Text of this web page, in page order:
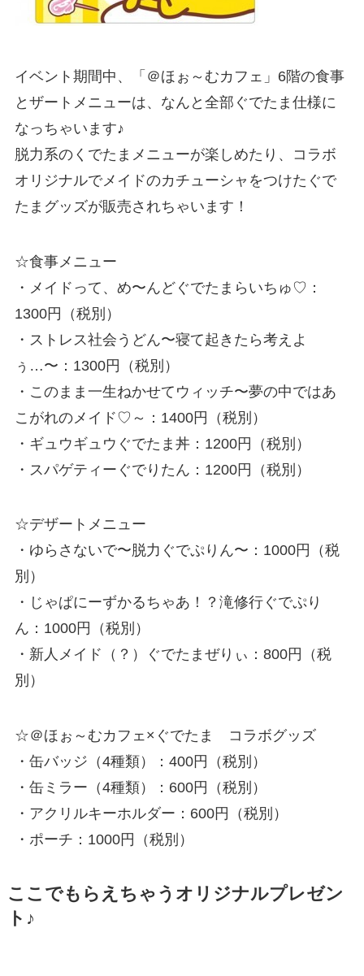
イベント期間中、「＠ほぉ～むカフェ」6階の食事
とザートメニューは、なんと全部ぐでたま仕様に
なっちゃいます♪
脱力系のくでたまメニューが楽しめたり、コラボ
オリジナルでメイドのカチューシャをつけたぐで
たまグッズが販売されちゃいます！
☆食事メニュー
・メイドって、め〜んどぐでたまらいちゅ♡：
1300円（税別）
・ストレス社会うどん〜寝て起きたら考えよ
ぅ…〜：1300円（税別）
・このまま一生ねかせてウィッチ〜夢の中ではあ
こがれのメイド♡～：1400円（税別）
・ギュウギュウぐでたま丼：1200円（税別）
・スパゲティーぐでりたん：1200円（税別）
☆デザートメニュー
・ゆらさないで〜脱力ぐでぷりん〜：1000円（税
別）
・じゃぱにーずかるちゃあ！？滝修行ぐでぷり
ん：1000円（税別）
・新人メイド（？）ぐでたまぜりぃ：800円（税
別）
☆＠ほぉ～むカフェ×ぐでたま コラボグッズ
・缶バッジ（4種類）：400円（税別）
・缶ミラー（4種類）：600円（税別）
・アクリルキーホルダー：600円（税別）
・ポーチ：1000円（税別）
ここでもらえちゃうオリジナルプレゼン
ト♪